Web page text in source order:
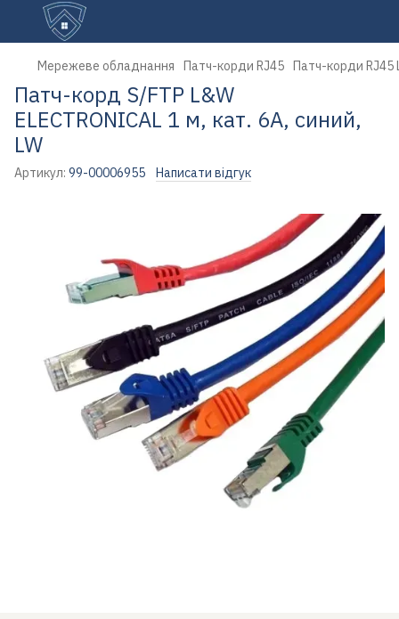
Мережеве обладнання Патч-корди RJ45 Патч-корди RJ45
Патч-корд S/FTP L&W
ELECTRONICAL 1 м, кат. 6А, синий,
LW
Артикул: 99-00006955 Написати відгук